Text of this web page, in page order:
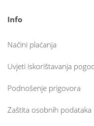
Info
Načini plaćanja
Uvjeti iskorištavanja
Podnošenje prigovora
Zaštita osobnih podataka